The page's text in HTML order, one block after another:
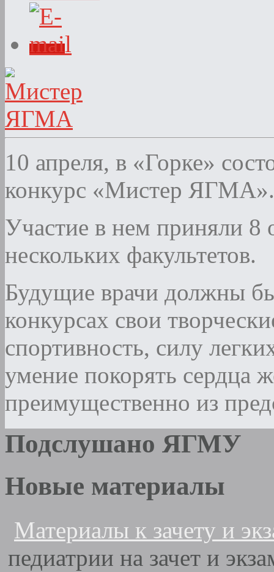
10 апреля, в «Горке»
конкурс «Мистер ЯГМА».
Участие в нем приняли 8
нескольких факультетов.
Будущие врачи должны
конкурсах свои
спортивность, силу
умение покорять сердца
преимущественно из
Подслушано ЯГМУ
Новые материалы
Материалы к зачету и
педиатрии на зачет и